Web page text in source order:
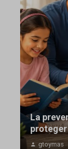
La
proteger
gtoymas